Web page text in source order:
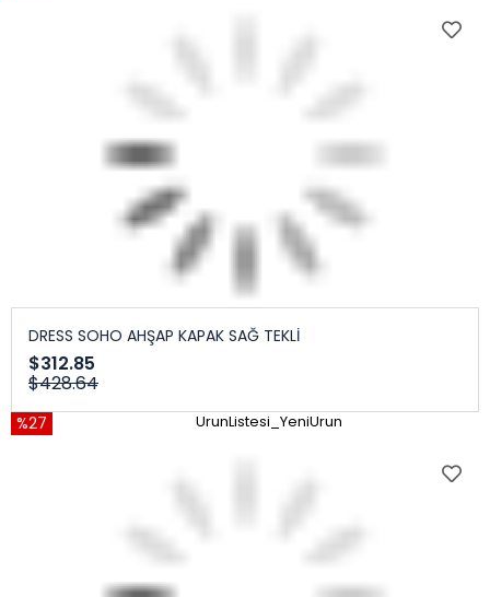
DRESS SOHO AHŞAP KAPAK SAĞ TEKLİ
$312.85
$428.64
%27 UrunListesi_YeniUrun